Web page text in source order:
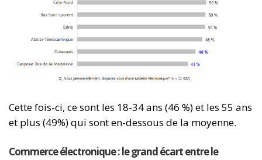
Cette fois-ci, ce sont les 18-34 ans (46 %) et les 55 ans
et plus (49%) qui sont en-dessous de la moyenne.
Commerce électronique : le grand écart entre le